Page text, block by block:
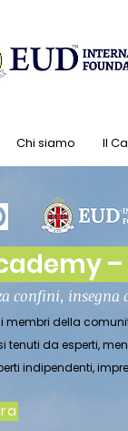
Chi siamo Il
confini,
i membri della
tenuti da esperti,
indipendenti,